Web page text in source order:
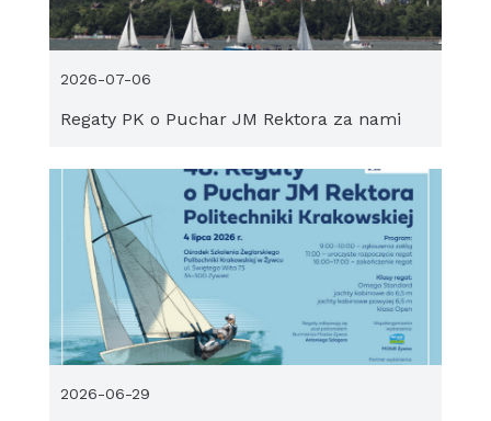
Regaty PK o Puchar JM Rektora za nami
2026-07-06
2026-06-29